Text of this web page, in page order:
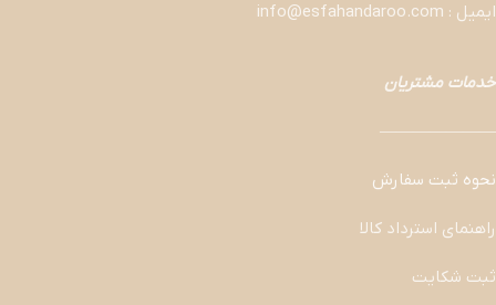
ایمیل : info@esfahandaroo.com
خدمات مشتریان
———————
نحوه ثبت سفارش
راهنمای استرداد کالا
ثبت شکایت